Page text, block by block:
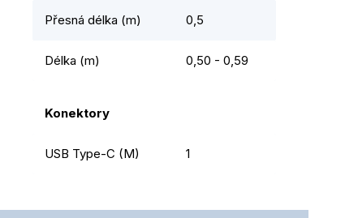
Přesná délka (m) 0,5
Délka (m) 0,50 - 0,59
Konektory
USB Type-C (M) 1